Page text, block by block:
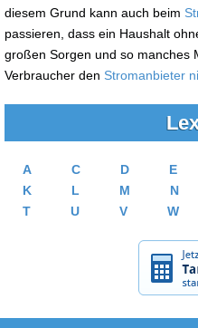
diesem Grund kann auch beim
passieren, dass ein Haushalt
großen Sorgen und so manches
Verbraucher den Stromanbieter
A C D E
K
L M N
T
U V W